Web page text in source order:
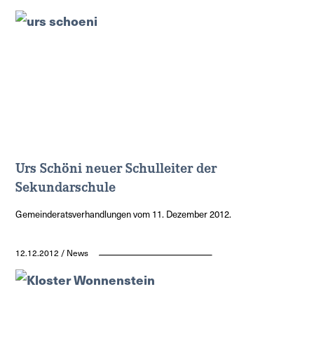
Urs Schöni neuer Schulleiter der
Sekundarschule
Gemeinderatsverhandlungen vom 11. Dezember 2012.
12.12.2012 / News